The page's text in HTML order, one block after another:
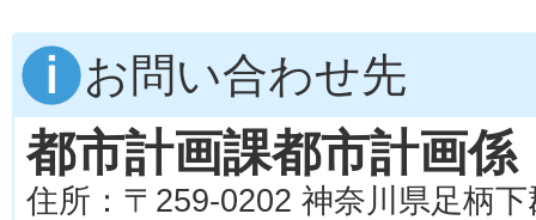
お問い合わせ先
都市計画課都市計画係
住所：〒259-0202 神奈川県足柄